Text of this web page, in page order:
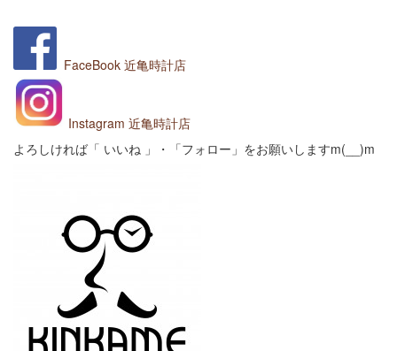
FaceBook 近亀時計店
Instagram 近亀時計店
よろしければ「 いいね 」・「フォロー」をお願いしますm(__)m